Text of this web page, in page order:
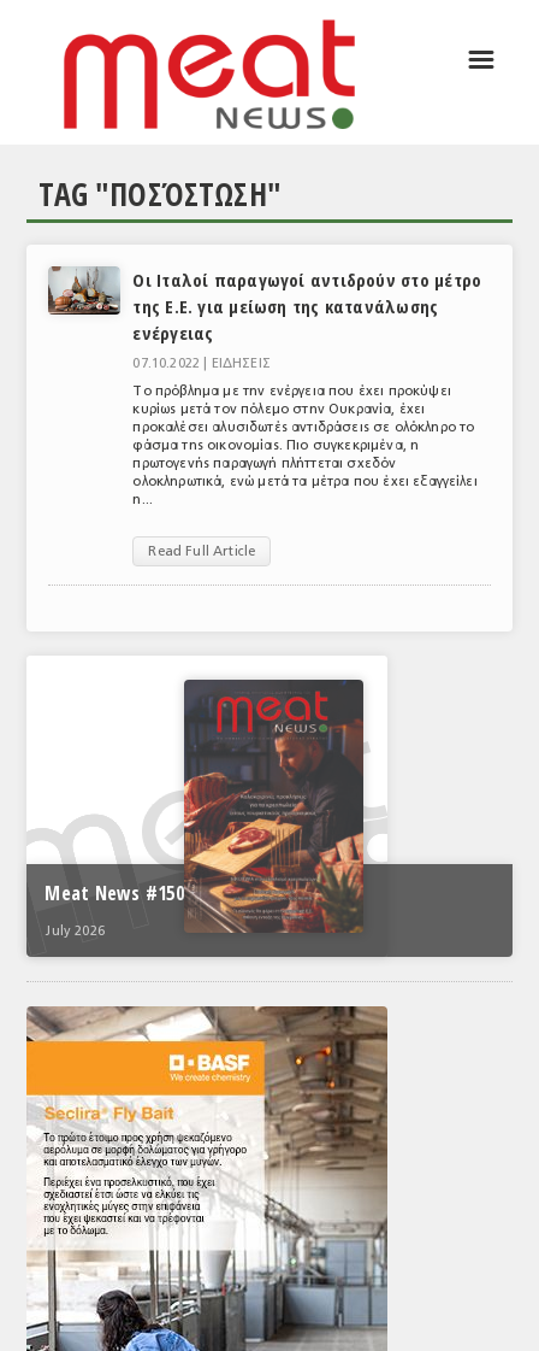
ΕΙΔΗΣΕΙΣ
ΘΕΜΑΤΑ
ΕΥΡΩΠΑΪΚΕΣ ΑΠΟΦΑΣΕΙΣ
ΕΞΟΠΛΙΣΜΟΣ
ΥΠΗΡΕΣΙΕΣ
ΕΜΠΟΡΙΚΟΙ ΑΝΤΙΠΡΟΣΩΠΟΙ
ΝΟΜΟΘΕΣΙΑ
ΕΛΛΗΝΙΚΗ ΝΟΜΟΘΕΣΙΑ
ΕΥΡΩΠΑΪΚΗ ΝΟΜΟΘΕΣΙΑ
ΤΟ ΠΕΡΙΟΔΙΚΟ
Profile
ΑΡΧΕΙΟ ΤΕΥΧΩΝ
ΣΥΝΕΔΡΙΟ ΚΡΕΑΤΟΣ
☰
TAG "ΠΟΣΌΣΤΩΣΗ"
Οι Ιταλοί παραγωγοί αντιδρούν στο μέτρο
της Ε.Ε. για μείωση της κατανάλωσης
ενέργειας
07.10.2022 |
ΕΙΔΗΣΕΙΣ
Το πρόβλημα με την ενέργεια που έχει προκύψει
κυρίως μετά τον πόλεμο στην Ουκρανία, έχει
προκαλέσει αλυσιδωτές αντιδράσεις σε ολόκληρο το
φάσμα της οικονομίας. Πιο συγκεκριμένα, η
πρωτογενής παραγωγή πλήττεται σχεδόν
ολοκληρωτικά, ενώ μετά τα μέτρα που έχει εξαγγείλει
η...
Read Full Article
Meat News #150
July 2026